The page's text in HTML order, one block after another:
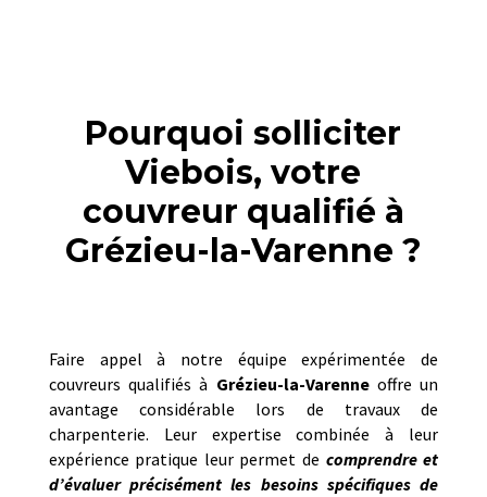
Pourquoi solliciter
Viebois, votre
couvreur qualifié à
Grézieu-la-Varenne ?
Faire appel à notre équipe expérimentée de
couvreurs qualifiés à Grézieu-la-Varenneoffre un
avantage considérable lors de travaux de
charpenterie. Leur expertise combinée à leur
expérience pratique leur permet de comprendre et
d’évaluer précisément les besoins spécifiques de